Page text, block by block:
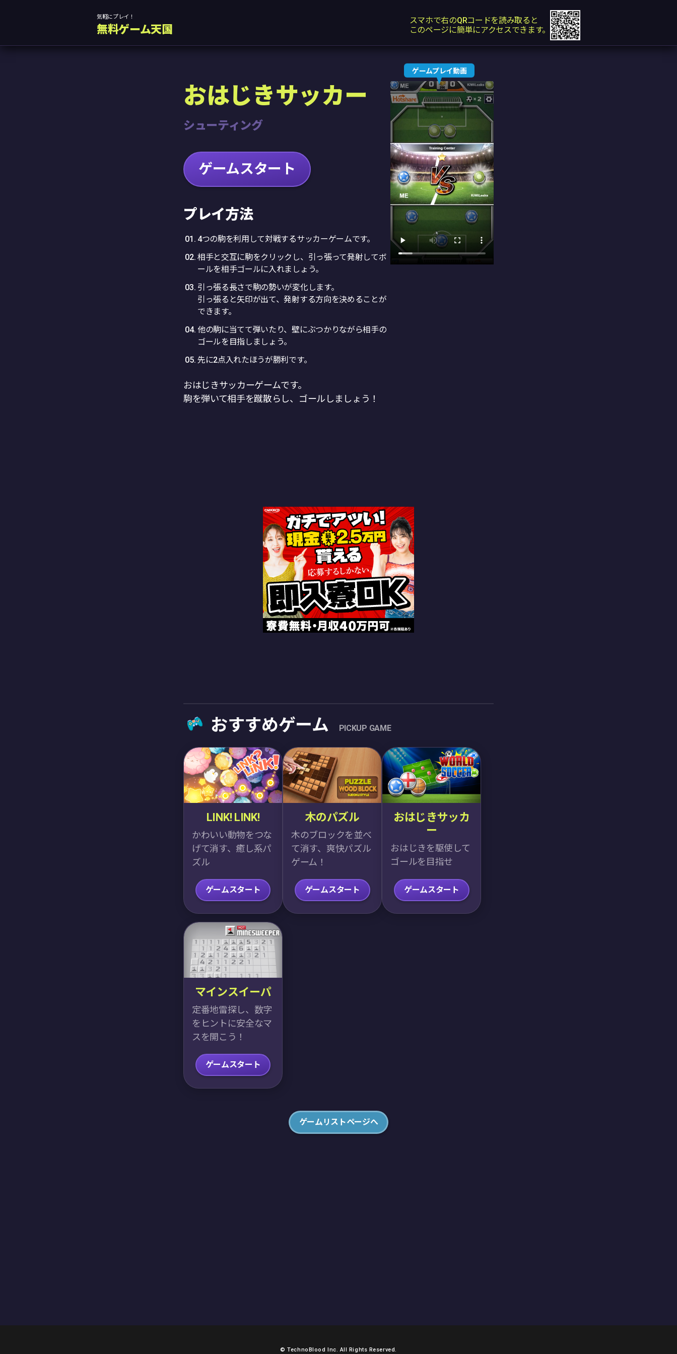
気軽にプレイ！
無料ゲーム天国
スマホで右のQRコードを読み取ると
このページに簡単にアクセスできます。
ゲームプレイ動画
おはじきサッカー
シューティング
ゲームスタート
プレイ方法
4つの駒を利用して対戦するサッカーゲームです。
相手と交互に駒をクリックし、引っ張って発射してボ
ールを相手ゴールに入れましょう。
引っ張る長さで駒の勢いが変化します。
引っ張ると矢印が出て、発射する方向を決めることが
できます。
他の駒に当てて弾いたり、壁にぶつかりながら相手の
ゴールを目指しましょう。
先に2点入れたほうが勝利です。
おはじきサッカーゲームです。
駒を弾いて相手を蹴散らし、ゴールしましょう！
おすすめゲーム PICKUP GAME
LINK! LINK!
かわいい動物をつな
げて消す、癒し系パ
ズル
ゲームスタート
木のパズル
木のブロックを並べ
て消す、爽快パズル
ゲーム！
ゲームスタート
おはじきサッカ
ー
おはじきを駆使して
ゴールを目指せ
ゲームスタート
マインスイーパ
定番地雷探し、数字
をヒントに安全なマ
スを開こう！
ゲームスタート
ゲームリストページへ
© TechnoBlood Inc. All Rights Reserved.